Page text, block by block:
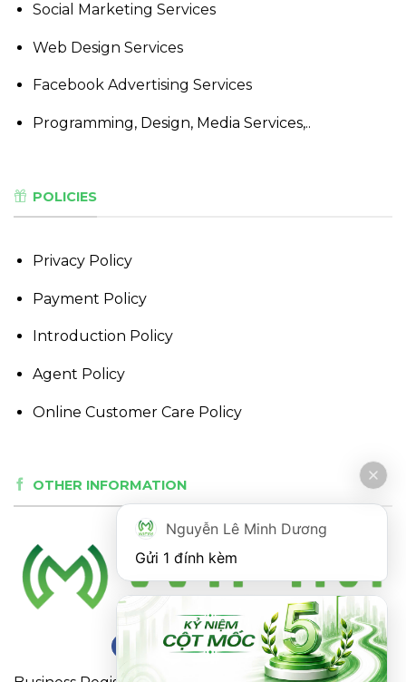
Social Marketing Services
Web Design Services
Facebook Advertising Services
Programming, Design, Media Services,..
POLICIES
Privacy Policy
Payment Policy
Introduction Policy
Agent Policy
Online Customer Care Policy
OTHER INFORMATION
Nguyễn Lê Minh Dương
Gửi 1 đính kèm